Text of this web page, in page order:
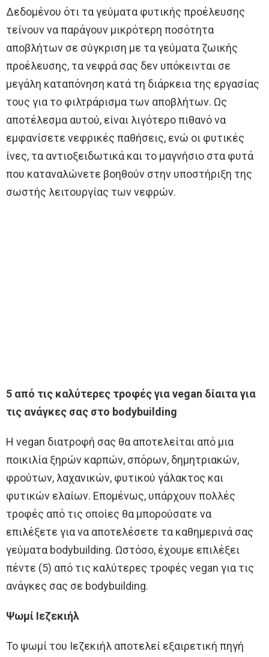
Δεδομένου ότι τα γεύματα φυτικής προέλευσης
τείνουν να παράγουν μικρότερη ποσότητα
αποβλήτων σε σύγκριση με τα γεύματα ζωικής
προέλευσης, τα νεφρά σας δεν υπόκεινται σε
μεγάλη καταπόνηση κατά τη διάρκεια της εργασίας
τους για το φιλτράρισμα των αποβλήτων. Ως
αποτέλεσμα αυτού, είναι λιγότερο πιθανό να
εμφανίσετε νεφρικές παθήσεις, ενώ οι φυτικές
ίνες, τα αντιοξειδωτικά και το μαγνήσιο στα φυτά
που καταναλώνετε βοηθούν στην υποστήριξη της
σωστής λειτουργίας των νεφρών.
5 από τις καλύτερες τροφές για vegan δίαιτα για
τις ανάγκες σας στο bodybuilding
Η vegan διατροφή σας θα αποτελείται από μια
ποικιλία ξηρών καρπών, σπόρων, δημητριακών,
φρούτων, λαχανικών, φυτικού γάλακτος και
φυτικών ελαίων. Επομένως, υπάρχουν πολλές
τροφές από τις οποίες θα μπορούσατε να
επιλέξετε για να αποτελέσετε τα καθημερινά σας
γεύματα bodybuilding. Ωστόσο, έχουμε επιλέξει
πέντε (5) από τις καλύτερες τροφές vegan για τις
ανάγκες σας σε bodybuilding.
Ψωμί Ιεζεκιήλ
Το ψωμί του Ιεζεκιήλ αποτελεί εξαιρετική πηγή